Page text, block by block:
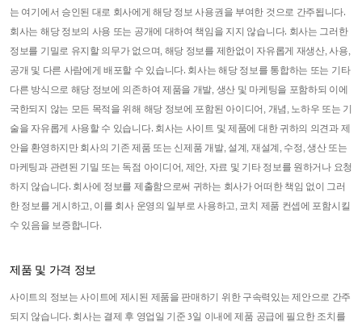
는 여기에서 승인된 대로 회사에게 해당 정보 사용권을 부여한 것으로 간주됩니다.
회사는 해당 정보의 사용 또는 공개에 대하여 책임을 지지 않습니다. 회사는 그러한
정보를 기밀로 유지할 의무가 없으며, 해당 정보를 제한없이 자유롭게 재생산, 사용,
공개 및 다른 사람에게 배포할 수 있습니다. 회사는 해당 정보를 통합하는 또는 기타
다른 방식으로 해당 정보에 의존하여 제품을 개발, 생산 및 마케팅을 포함하되 이에
국한되지 않는 모든 목적을 위해 해당 정보에 포함된 아이디어, 개념, 노하우 또는 기
술을 자유롭게 사용할 수 있습니다. 회사는 사이트 및 제품에 대한 귀하의 의견과 제
안을 환영하지만 회사의 기존 제품 또는 신제품 개발, 설계, 재설계, 수정, 생산 또는
마케팅과 관련된 기밀 또는 독점 아이디어, 제안, 자료 및 기타 정보를 원하거나 요청
하지 않습니다. 회사에 정보를 제출함으로써 귀하는 회사가 어떠한 책임 없이 그러
한 정보를 게시하고, 이를 회사 운영의 일부로 사용하고, 코치 제품 컨셉에 포함시킬
수 있음을 보증합니다.
제품 및 가격 정보
사이트의 정보는 사이트에 제시된 제품을 판매하기 위한 구속력있는 제안으로 간주
되지 않습니다. 회사는 결제 후 영업일 기준 3일 이내에 제품 공급에 필요한 조치를